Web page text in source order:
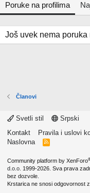
Poruke na profilima
Još uvek nema poruka
Članovi
Svetli stil
Srpski
Kontakt
Pravila i uslovi
Naslovna
R
Community platform by XenForo
d.o.o. 1999-2026. Sva prava
bez dozvole.
Krstarica ne snosi odgovornost